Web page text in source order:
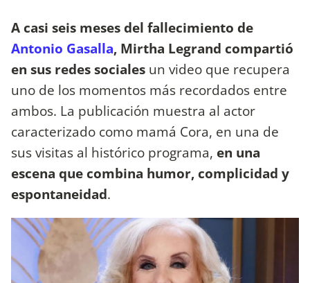
A casi seis meses del fallecimiento de
Antonio Gasalla, Mirtha Legrand compartió
en sus redes sociales un video que recupera
uno de los momentos más recordados entre
ambos. La publicación muestra al actor
caracterizado como mamá Cora, en una de
sus visitas al histórico programa, en una
escena que combina humor, complicidad y
espontaneidad.